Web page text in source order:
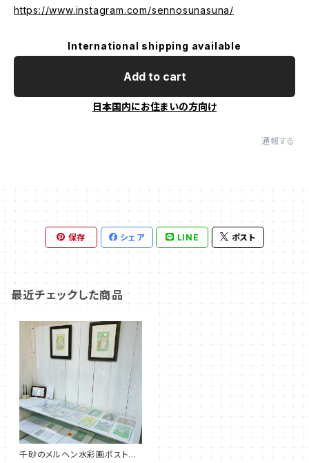
https://www.instagram.com/sennosunasuna/
International shipping available
Add to cart
日本国内にお住まいの方向け
通報する
保存 シェア LINE ポスト
最近チェックした商品
千砂のメルヘン水彩画ポストカ